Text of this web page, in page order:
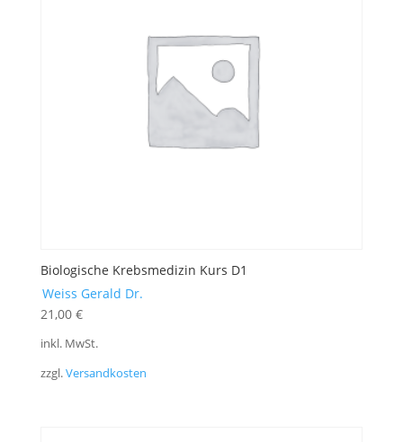
Biologische Krebsmedizin Kurs D1
Weiss Gerald Dr.
21,00 €
inkl. MwSt.
zzgl.Versandkosten